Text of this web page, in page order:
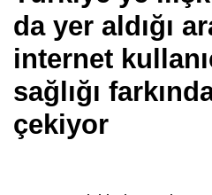
da yer aldığı
internet
sağlığı
çekiyor